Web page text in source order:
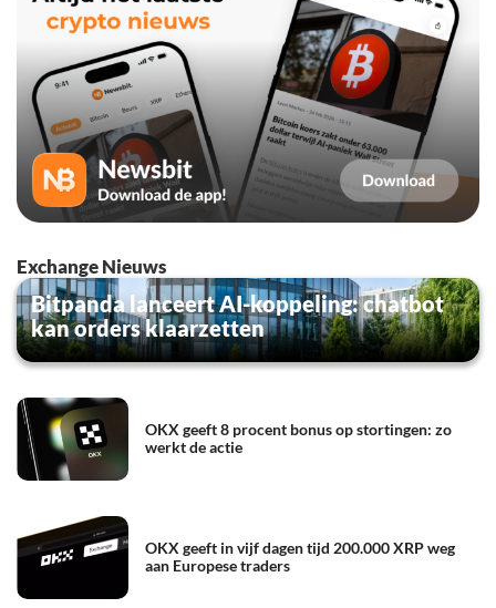
Exchange Nieuws
Bitpanda lanceert AI-koppeling: chatbot
kan orders klaarzetten
OKX geeft 8 procent bonus op stortingen: zo
werkt de actie
OKX geeft in vijf dagen tijd 200.000 XRP weg
aan Europese traders